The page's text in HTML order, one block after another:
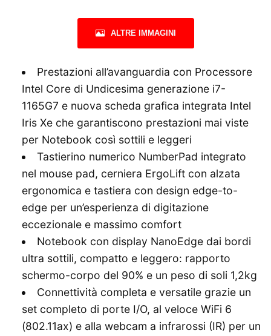
ALTRE IMMAGINI
Prestazioni all’avanguardia con Processore
Intel Core di Undicesima generazione i7-
1165G7 e nuova scheda grafica integrata Intel
Iris Xe che garantiscono prestazioni mai viste
per Notebook così sottili e leggeri
Tastierino numerico NumberPad integrato
nel mouse pad, cerniera ErgoLift con alzata
ergonomica e tastiera con design edge-to-
edge per un’esperienza di digitazione
eccezionale e massimo comfort
Notebook con display NanoEdge dai bordi
ultra sottili, compatto e leggero: rapporto
schermo-corpo del 90% e un peso di soli 1,2kg
Connettività completa e versatile grazie un
set completo di porte I/O, al veloce WiFi 6
(802.11ax) e alla webcam a infrarossi (IR) per un